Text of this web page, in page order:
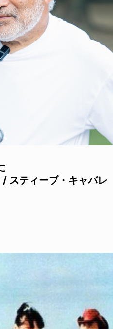
スティーブ・キャバレ